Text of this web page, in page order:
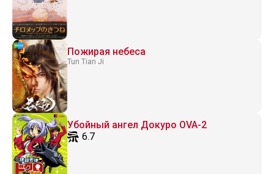
Пожирая небеса
Tun Tian Ji
Убойный ангел Докуро OVA-2
6.7